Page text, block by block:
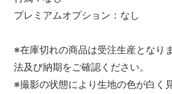
プレミアムオプション：なし
※在庫切れの商品は受注生産となり
法及び納期をご確認ください。
※撮影の状態により生地の色が白く